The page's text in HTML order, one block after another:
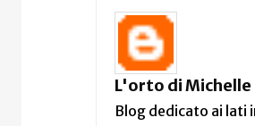
L'orto di Michelle
Blog dedicato ai